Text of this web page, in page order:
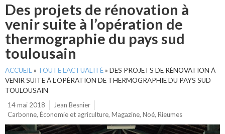
Des projets de rénovation à
venir suite à l’opération de
thermographie du pays sud
toulousain
ACCUEIL » TOUTE L’ACTUALITÉ» DES PROJETS DE RÉNOVATION À
VENIR SUITE À L’OPÉRATION DE THERMOGRAPHIE DU PAYS SUD
TOULOUSAIN
14 mai 2018
Jean Besnier
Carbonne, Économie et agriculture, Magazine, Noé, Rieumes